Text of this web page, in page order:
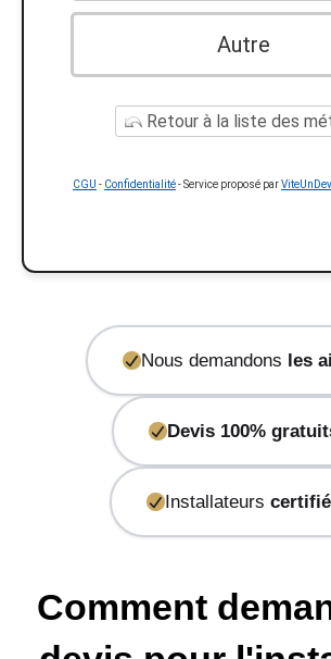
Autre
Retour à la liste des
CGU - Confidentialité- Service proposé par
Nous demandons les
Devis 100%
Installateurs
Comment